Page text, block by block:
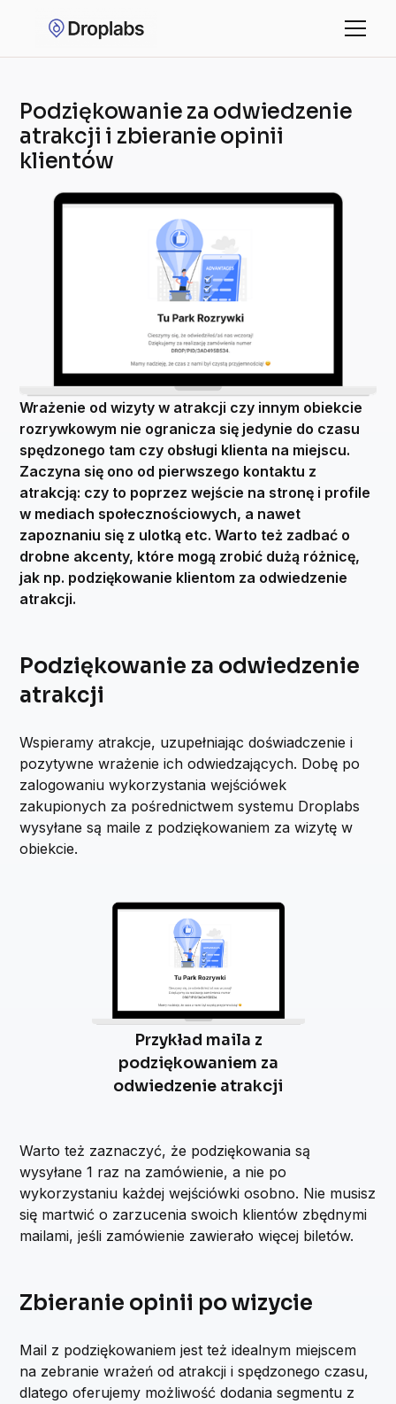
Podziękowanie za odwiedzenie
atrakcji i zbieranie opinii
klientów
Wrażenie od wizyty w atrakcji czy innym obiekcie
rozrywkowym nie ogranicza się jedynie do czasu
spędzonego tam czy obsługi klienta na miejscu.
Zaczyna się ono od pierwszego kontaktu z
atrakcją: czy to poprzez wejście na stronę i profile
w mediach społecznościowych, a nawet
zapoznaniu się z ulotką etc. Warto też zadbać o
drobne akcenty, które mogą zrobić dużą różnicę,
jak np. podziękowanie klientom za odwiedzenie
atrakcji.
Podziękowanie za odwiedzenie
atrakcji
Wspieramy atrakcje, uzupełniając doświadczenie i
pozytywne wrażenie ich odwiedzających. Dobę po
zalogowaniu wykorzystania wejściówek
zakupionych za pośrednictwem systemu Droplabs
wysyłane są maile z podziękowaniem za wizytę w
obiekcie.
Przykład maila z
podziękowaniem za
odwiedzenie atrakcji
Warto też zaznaczyć, że podziękowania są
wysyłane 1 raz na zamówienie, a nie po
wykorzystaniu każdej wejściówki osobno. Nie musisz
się martwić o zarzucenia swoich klientów zbędnymi
mailami, jeśli zamówienie zawierało więcej biletów.
Zbieranie opinii po wizycie
Mail z podziękowaniem jest też idealnym miejscem
na zebranie wrażeń od atrakcji i spędzonego czasu,
dlatego oferujemy możliwość dodania segmentu z